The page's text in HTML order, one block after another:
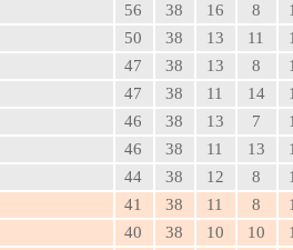
56 38 16 8
50 38 13 11
47 38 13 8
47 38 11 14
46 38 13 7
46 38 11 13
44 38 12 8
41 38 11 8
40 38 10 10